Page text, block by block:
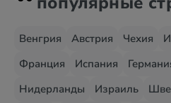
Венгрия Австрия Чехия
Франция
Испания
Нидерланды
Израиль